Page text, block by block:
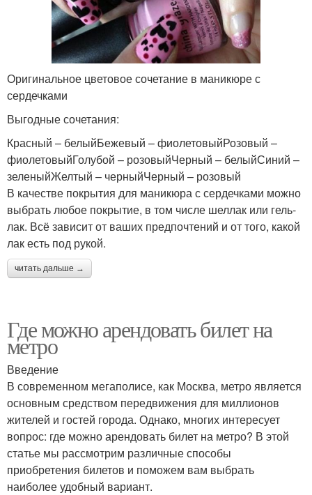
Оригинальное цветовое сочетание в маникюре с
сердечками
Выгодные сочетания:
Красный – белыйБежевый – фиолетовыйРозовый –
фиолетовыйГолубой – розовыйЧерный – белыйСиний –
зеленыйЖелтый – черныйЧерный – розовый
В качестве покрытия для маникюра с сердечками можно
выбрать любое покрытие, в том числе шеллак или гель-
лак. Всё зависит от ваших предпочтений и от того, какой
лак есть под рукой.
читать дальше →
Где можно арендовать билет на
метро
Введение
В современном мегаполисе, как Москва, метро является
основным средством передвижения для миллионов
жителей и гостей города. Однако, многих интересует
вопрос: где можно арендовать билет на метро? В этой
статье мы рассмотрим различные способы
приобретения билетов и поможем вам выбрать
наиболее удобный вариант.